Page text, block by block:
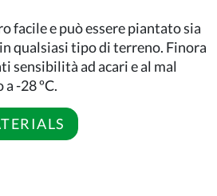
facile e può essere piantato sia
qualsiasi tipo di terreno. Finora
sensibilità ad acari e al mal
-28 ºC.